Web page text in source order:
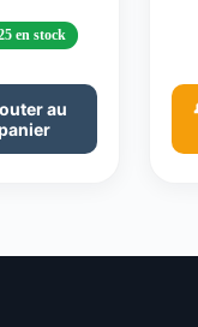
en stock
au